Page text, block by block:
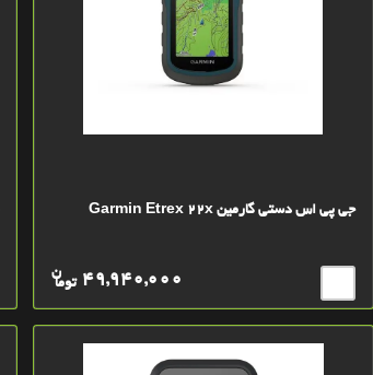
جی پی اس دستی گارمین Garmin Etrex 22x
توما
ن 49,940,000